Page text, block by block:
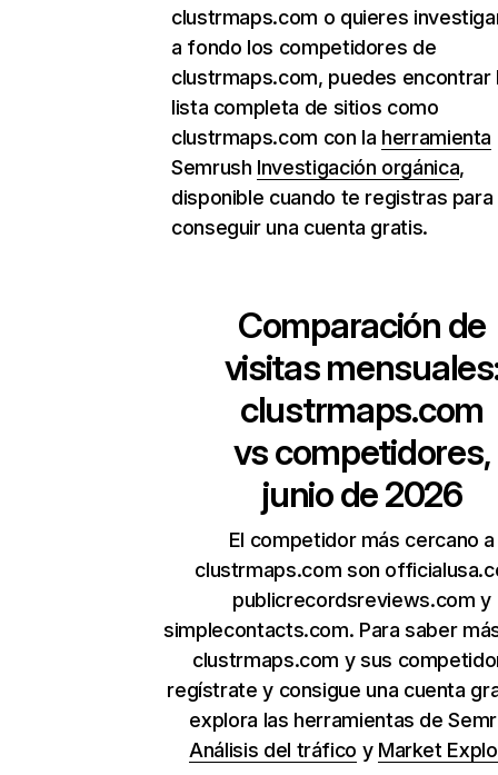
clustrmaps.com o quieres
a fondo los competidores de
clustrmaps.com, puedes encontrar
lista completa de sitios como
clustrmaps.com con la herramienta
Semrush Investigación orgánica,
disponible cuando te registras para
conseguir una cuenta gratis.
Comparación de
visitas
clustrmaps.com
vs competidores,
junio de 2026
El competidor más cercano a
clustrmaps.com son
publicrecordsreviews.com y
simplecontacts.com. Para saber
clustrmaps.com y sus
regístrate y consigue una cuenta
explora las herramientas de
Análisis del tráfico y Market